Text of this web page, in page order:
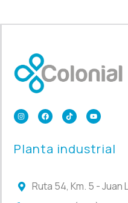
Planta industrial
Ruta 54, Km. 5 -